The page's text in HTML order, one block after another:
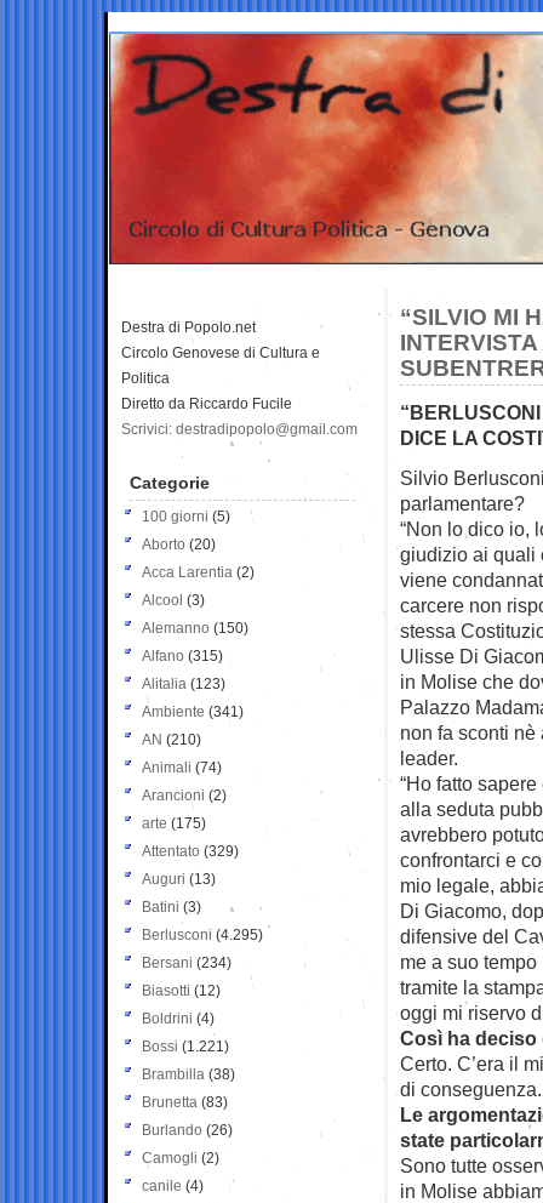
“SILVIO MI
DICE LA
Silvio
parlamentare?
“Non lo dico io,
giudizio ai quali
viene
carcere non
stessa
Ulisse Di
in Molise che
Palazzo
non fa sconti nè
leader.
“Ho fatto
alla seduta
avrebbero
confrontarci e
mio legale,
Di Giacomo,
difensive del
me a suo
tramite la
oggi mi riservo
Così ha deciso
Certo. C’era il
di conseguenza.
Le
state
Sono tutte
in Molise
Destra di Popolo.net
Circolo Genovese di Cultura e
Politica
Diretto da Riccardo Fucile
Scrivici: destradipopolo@gmail.com
Categorie
100 giorni (5)
Aborto (20)
Acca Larentia (2)
Alcool (3)
Alemanno (150)
Alfano (315)
Alitalia (123)
Ambiente (341)
AN (210)
Animali (74)
Arancioni (2)
arte (175)
Attentato (329)
Auguri (13)
Batini (3)
Berlusconi (4.295)
Bersani (234)
Biasotti (12)
Boldrini (4)
Bossi (1.221)
Brambilla (38)
Brunetta (83)
Burlando (26)
Camogli (2)
canile (4)